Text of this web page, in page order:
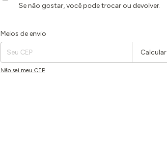
Se não gostar, você pode trocar ou devolver.
Entregas para o CEP:
Meios de envio
Calcular
Não sei meu CEP